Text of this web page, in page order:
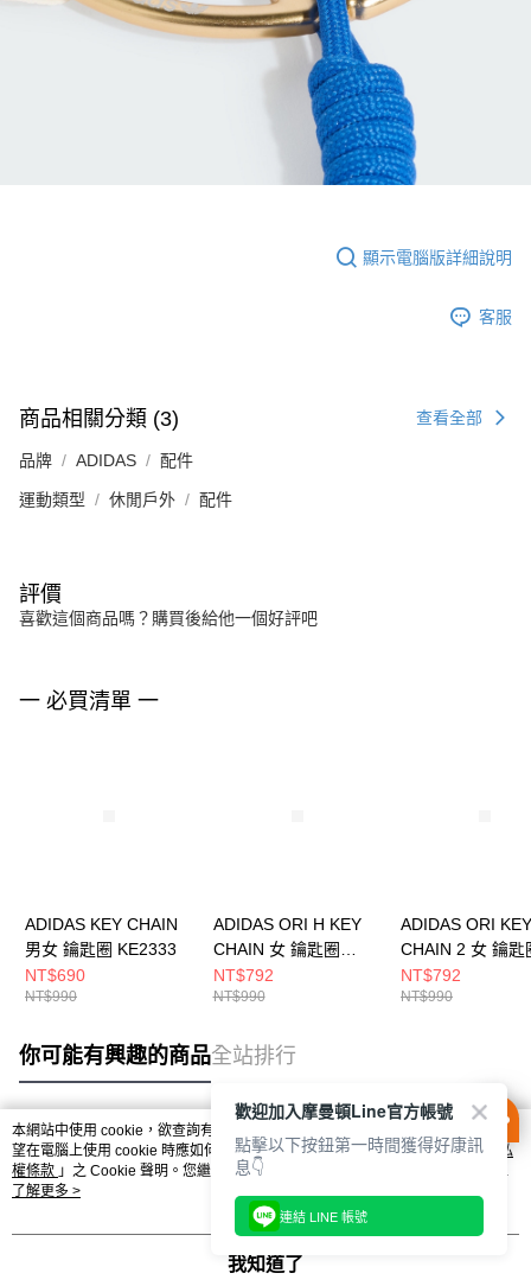
顯示電腦版詳細說明
客服
商品相關分類 (3) 查看全部
品牌 ADIDAS 配件
運動類型 休閒戶外 配件
評價
喜歡這個商品嗎？購買後給他一個好評吧
一 必買清單 一
ADIDAS KEY CHAIN
男女 鑰匙圈 KE2333
NT$690
NT$990
ADIDAS ORI H KEY
CHAIN 女 鑰匙圈
KW2012
NT$792
NT$990
ADIDAS ORI KEY
CHAIN 2 女 鑰匙
KW1286
NT$792
NT$990
你可能有興趣的商品全站排行
熱門標籤
本網站中使用 cookie，欲查詢有關本網站使用 cookie 方式之詳情，及若您不希
望在電腦上使用 cookie 時應如何變更電腦的 cookie 設定，請參閱本網站「
隱私
權條款 」之 Cookie 聲明。您繼續使用本網站即表示您同意本公司得按本網站使
用條款之 Cookie 聲明使用 cookie。
了解更多 >
我知道了
歡迎加入摩曼頓Line官方帳號
點擊以下按鈕第一時間獲得好康訊
息👇
連結 LINE 帳號